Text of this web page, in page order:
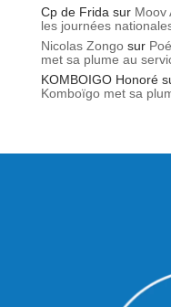
Cp de Frida sur Moov
les journées
Nicolas Zongosur
met sa plume au
KOMBOIGO Honoré
Komboïgo met sa